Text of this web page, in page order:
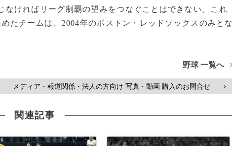
なければリーグ制覇の望みをつなぐことはできない。これ
たチームは、2004年のボストン・レッドソックスのみと
野球 一覧へ
メディア・報道関係・法人の方向け 写真・動画 購入のお問合せ >
関連記事